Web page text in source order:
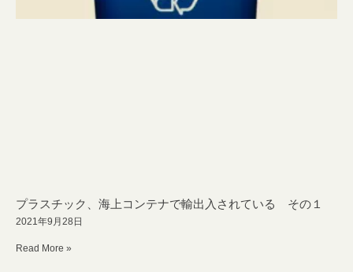
プラスチック、海上コンテナで輸出入されている その１
2021年9月28日
Read More »